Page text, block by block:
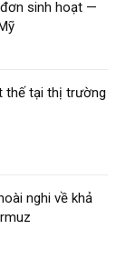
sinh hoạt —
thế tại thị trường
nghi về khả